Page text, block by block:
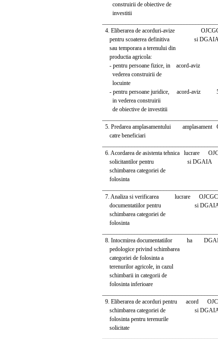
construirii de obiective de
investitii
4. Eliberarea de acorduri-avize
pentru scoaterea definitiva si
sau temporara a terenului din
productia agricola:
- pentru persoane fizice, in acord-
vederea construirii de
locuinte
- pentru persoane juridice, acord-aviz
in vederea construirii
de obiective de investitii
5. Predarea amplasamentului
catre beneficiari
6. Acordarea de asistenta tehnica lucrare
solicitantilor pentru si DGAIA
schimbarea categoriei de
folosinta
7. Analiza si verificarea lucrare OJCGC
documentatiilor pentru si
schimbarea categoriei de
folosinta
8. Intocmirea documentatiilor ha
pedologice privind schimbarea
categoriei de folosinta a
terenurilor agricole, in cazul
schimbarii in categorii de
folosinta inferioare
9. Eliberarea de acorduri pentru acord
schimbarea categoriei de si
folosinta pentru terenurile
solicitate